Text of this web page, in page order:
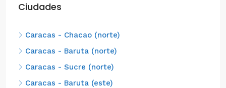
Ciudades
Caracas - Chacao (norte)
Caracas - Baruta (norte)
Caracas - Sucre (norte)
Caracas - Baruta (este)